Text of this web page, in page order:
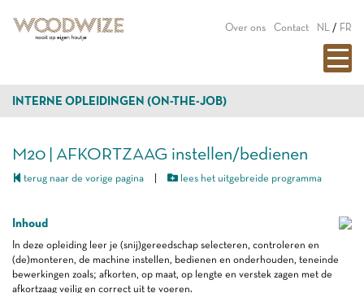
Over ons Contact NL / FR
INTERNE OPLEIDINGEN (ON-THE-JOB)
M20 | AFKORTZAAG instellen/bedienen
terug naar de vorige pagina lees het uitgebreide programma
Inhoud
In deze opleiding leer je (snij)gereedschap selecteren, controleren en
(de)monteren, de machine instellen, bedienen en onderhouden, teneinde
bewerkingen zoals; afkorten, op maat, op lengte en verstek zagen met de
afkortzaag veilig en correct uit te voeren.